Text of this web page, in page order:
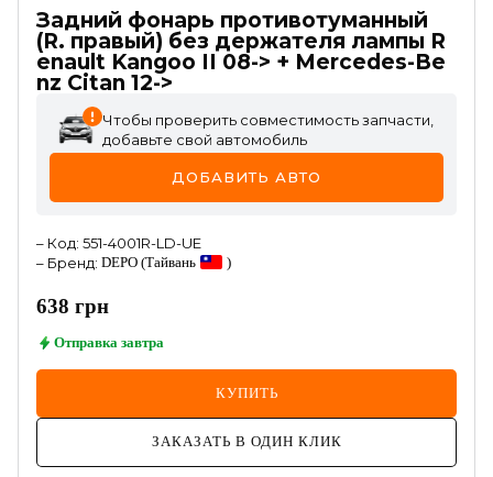
Задний фонарь противотуманный
(R. правый) без держателя лампы R
enault Kangoo II 08-> + Mercedes-Be
nz Citan 12->
Чтобы проверить совместимость запчасти,
добавьте свой автомобиль
ДОБАВИТЬ АВТО
– Код: 551-4001R-LD-UE
– Бренд: DEPO (Тайвань )
638 грн
Отправка завтра
КУПИТЬ
ЗАКАЗАТЬ В ОДИН КЛИК